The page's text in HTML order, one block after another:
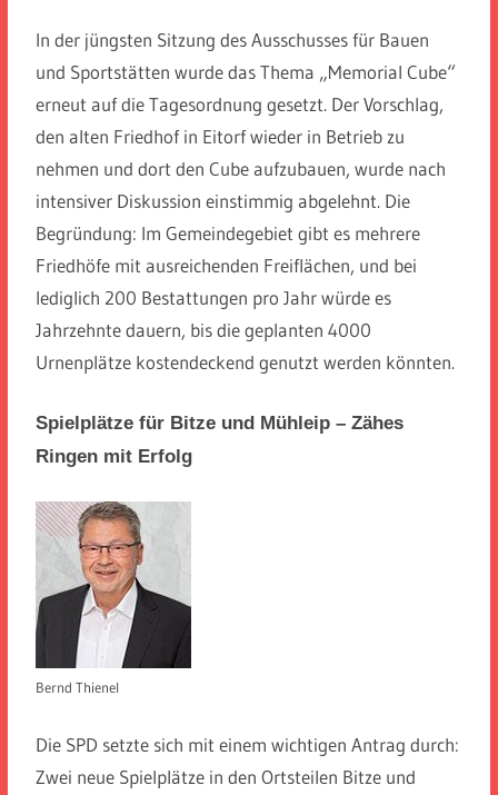
In der jüngsten Sitzung des Ausschusses für Bauen
und Sportstätten wurde das Thema „Memorial Cube“
erneut auf die Tagesordnung gesetzt. Der Vorschlag,
den alten Friedhof in Eitorf wieder in Betrieb zu
nehmen und dort den Cube aufzubauen, wurde nach
intensiver Diskussion einstimmig abgelehnt. Die
Begründung: Im Gemeindegebiet gibt es mehrere
Friedhöfe mit ausreichenden Freiflächen, und bei
lediglich 200 Bestattungen pro Jahr würde es
Jahrzehnte dauern, bis die geplanten 4000
Urnenplätze kostendeckend genutzt werden könnten.
Spielplätze für Bitze und Mühleip – Zähes
Ringen mit Erfolg
Bernd Thienel
Die SPD setzte sich mit einem wichtigen Antrag durch:
Zwei neue Spielplätze in den Ortsteilen Bitze und